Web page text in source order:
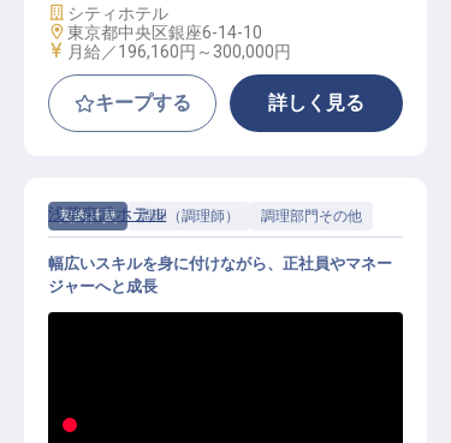
施設業態
シティホテル
勤務地
東京都中央区銀座6-14-10
給与
月給／196,160円～ 300,000円
キープする 詳しく見る
契約社員 調理（調理師） 調理部門その他
浅草東武ホテル
幅広いスキルを身に付けながら、正社員やマネー
ジャーへと成長